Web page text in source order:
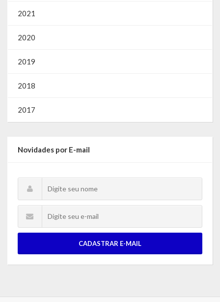
2021
2020
2019
2018
2017
Novidades por E-mail
CADASTRAR E-MAIL